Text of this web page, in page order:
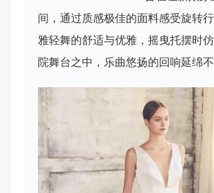
间，通过质感极佳的面料感受旋转
雅轻舞的舒适与优雅，摇曳托摆时
院舞台之中，乐曲悠扬的回响延绵不